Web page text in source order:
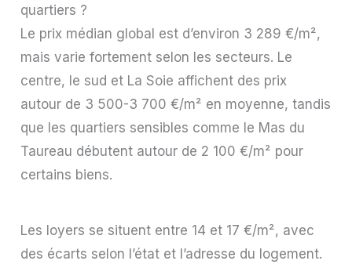
quartiers ?
Le prix médian global est d’environ 3 289 €/m²,
mais varie fortement selon les secteurs. Le
centre, le sud et La Soie affichent des prix
autour de 3 500-3 700 €/m² en moyenne, tandis
que les quartiers sensibles comme le Mas du
Taureau débutent autour de 2 100 €/m² pour
certains biens.
Les loyers se situent entre 14 et 17 €/m², avec
des écarts selon l’état et l’adresse du logement.